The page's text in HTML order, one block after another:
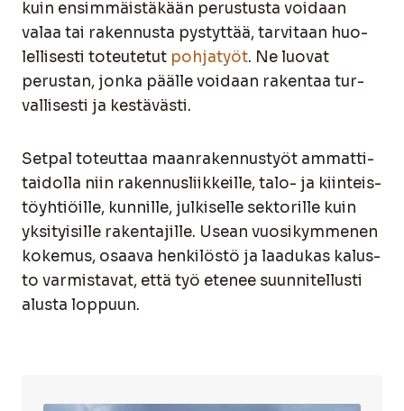
kuin ensim­mäis­tä­kään perus­tus­ta voi­daan
valaa tai raken­nus­ta pys­tyt­tää, tar­vi­taan huo­
lel­li­ses­ti toteu­te­tut poh­ja­työt. Ne luo­vat
perus­tan, jon­ka pääl­le voi­daan raken­taa tur­
val­li­ses­ti ja kes­tä­väs­ti.
Set­pal toteut­taa maan­ra­ken­nus­työt ammat­ti­
tai­dol­la niin raken­nus­liik­keil­le, talo- ja kiin­teis­
töyh­tiöil­le, kun­nil­le, jul­ki­sel­le sek­to­ril­le kuin
yksi­tyi­sil­le raken­ta­jil­le. Usean vuo­si­kym­me­nen
koke­mus, osaa­va hen­ki­lös­tö ja laa­du­kas kalus­
to var­mis­ta­vat, että työ ete­nee suun­ni­tel­lus­ti
alus­ta lop­puun.